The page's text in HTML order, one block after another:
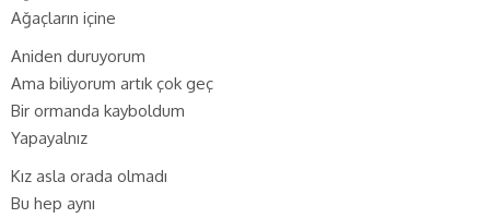
Ağaçların içine
Aniden duruyorum
Ama biliyorum artık çok geç
Bir ormanda kayboldum
Yapayalnız
Kız asla orada olmadı
Bu hep aynı